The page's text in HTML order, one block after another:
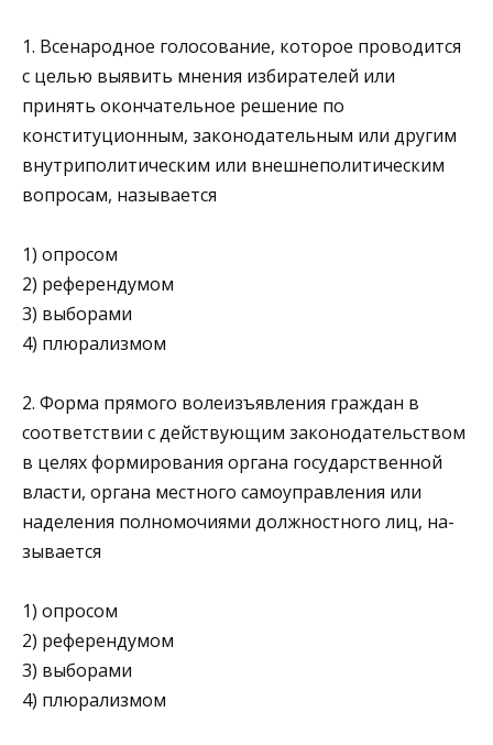
1. Всенародное голосование, которое проводится
с целью вы­явить мнения избирателей или
принять окончательное ре­шение по
конституционным, законодательным или другим
внутриполитическим или внешнеполитическим
вопросам, называется
1) опросом
2) референдумом
3) выборами
4) плюрализмом
2. Форма прямого волеизъявления граждан в
соответствии с действующим законодательством
в целях формирования органа государственной
власти, органа местного самоуправ­ления или
наделения полномочиями должностного лиц, на­
зывается
1) опросом
2) референдумом
3) выборами
4) плюрализмом